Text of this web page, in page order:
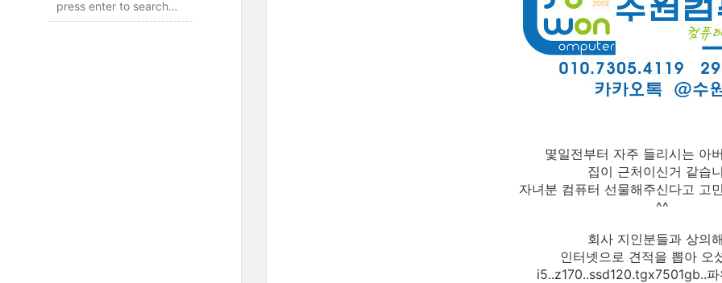
몇일전부터 자주 들리시는 아
집이 근처이신거 같습
자녀분 컴퓨터 선물해주신다고 고
^^
회사 지인분들과 상의
인터넷으로 견적을 뽑아 오
i5..z170..ssd120.tgx7501gb..